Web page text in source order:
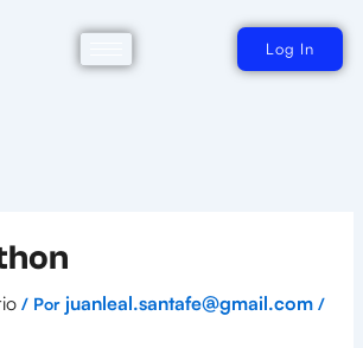
Log In
/ Por juanleal.santafe@gmail.com /